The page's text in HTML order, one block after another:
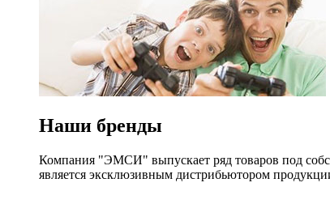
Наши бренды
Компания "ЭМСИ" выпускает ряд товаров под
является эксклюзивным дистрибьютором